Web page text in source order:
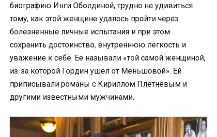
биографию Инги Оболдиной, трудно не удивиться
тому, как этой женщине удалось пройти через
болезненные личные испытания и при этом
сохранить достоинство, внутреннюю лёгкость и
уважение к себе. Её называли «той самой женщиной,
из-за которой Гордин ушёл от Меньшовой». Ей
приписывали романы с Кириллом Плетнёвым и
другими известными мужчинами.